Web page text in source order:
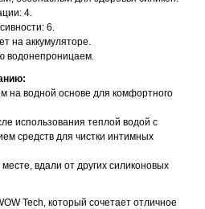
4.
6.
на аккумуляторе.
водонепроницаем.
на водной основе для комфортного
использования теплой водой с
средств для чистки интимных
вдали от других силиконовых
Tech, который сочетает отличное